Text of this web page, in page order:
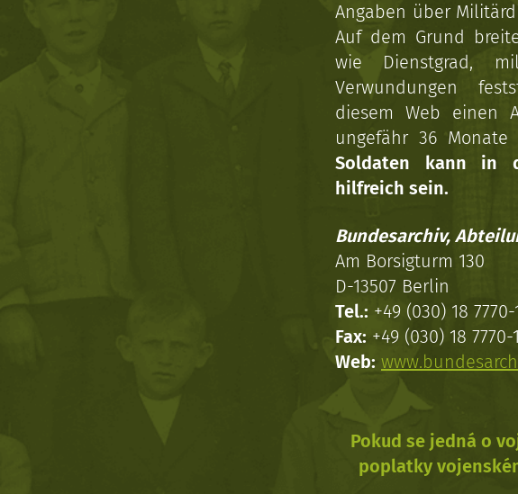
Angaben über
Auf dem Grund
wie Dienstgrad,
Verwundungen
diesem Web einen
ungefähr 36
Soldaten kann in
hilfreich sein.
Bundesarchiv,
Am Borsigturm 130
D-13507 Berlin
Tel.: +49 (030) 18 7770-
Fax: +49 (030) 18 7770-
Web:
Pokud se jedná o
poplatky